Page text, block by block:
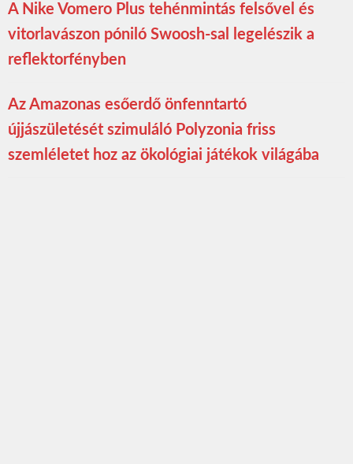
A Nike Vomero Plus tehénmintás felsővel és
vitorlavászon póniló Swoosh-sal legelészik a
reflektorfényben
Az Amazonas esőerdő önfenntartó
újjászületését szimuláló Polyzonia friss
szemléletet hoz az ökológiai játékok világába